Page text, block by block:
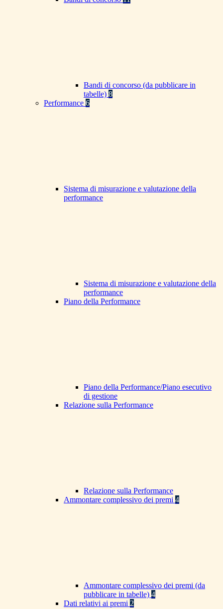
Bandi di concorso (da pubblicare in
tabelle) 8
Performance 6
Sistema di misurazione e valutazione della
performance
Sistema di misurazione e valutazione della
performance
Piano della Performance
Piano della Performance/Piano esecutivo
di gestione
Relazione sulla Performance
Relazione sulla Performance
Ammontare complessivo dei premi 4
Ammontare complessivo dei premi (da
pubblicare in tabelle) 4
Dati relativi ai premi 2